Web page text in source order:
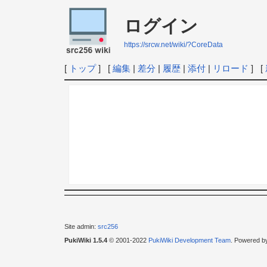
ログイン
https://srcw.net/wiki/?CoreData
[ トップ] [ 編集| 差分 | 履歴| 添付| リロード ] [
Site admin: src256
PukiWiki 1.5.4© 2001-2022 PukiWiki Development Team. Powered